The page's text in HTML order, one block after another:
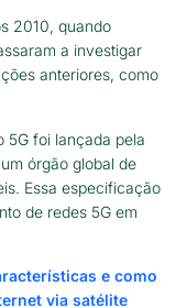
2010, quando
a investigar
anteriores, como
5G foi lançada pela
órgão global de
Essa especificação
de redes 5G em
e como
via satélite